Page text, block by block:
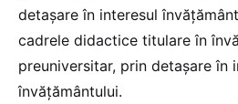
detașare în interesul
cadrele didactice titulare în
preuniversitar, prin detașare în
învățământului.